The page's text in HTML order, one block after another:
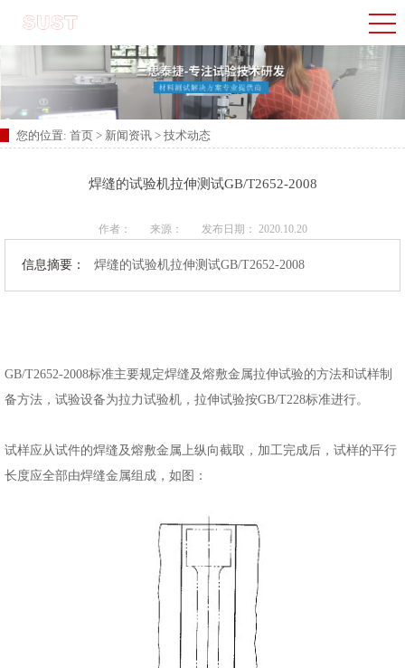
您的位置: 首页 > 新闻资讯 > 技术动态
焊缝的试验机拉伸测试GB/T2652-2008
作者： 来源： 发布日期： 2020.10.20
信息摘要： 焊缝的试验机拉伸测试GB/T2652-2008
GB/T2652-2008标准主要规定焊缝及熔敷金属拉伸试验的方法和试样制
备方法，试验设备为拉力试验机，拉伸试验按GB/T228标准进行。
试样应从试件的焊缝及熔敷金属上纵向截取，加工完成后，试样的平行
长度应全部由焊缝金属组成，如图：